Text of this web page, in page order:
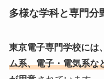
多様な学科と専門分
東京電子専門学校には、
ム系、電子・電気系な